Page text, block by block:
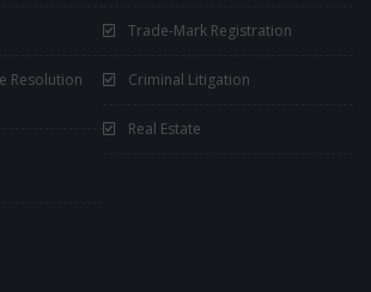
Trade-Mark Registration
Resolution
Criminal Litigation
Real Estate